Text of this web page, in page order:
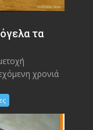
τα
χρονιά